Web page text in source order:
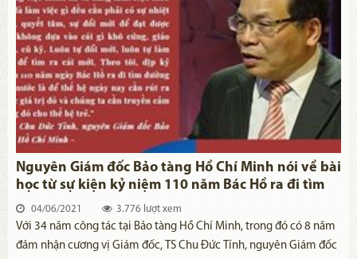
Nguyên Giám đốc Bảo tàng Hồ Chí Minh nói về bài
học từ sự kiện kỷ niệm 110 năm Bác Hồ ra đi tìm
đường cứu nước
04/06/2021 3.776 lượt xem
Với 34 năm công tác tại Bảo tàng Hồ Chí Minh, trong đó có 8 năm
đảm nhận cương vị Giám đốc, TS Chu Đức Tính, nguyên Giám đốc